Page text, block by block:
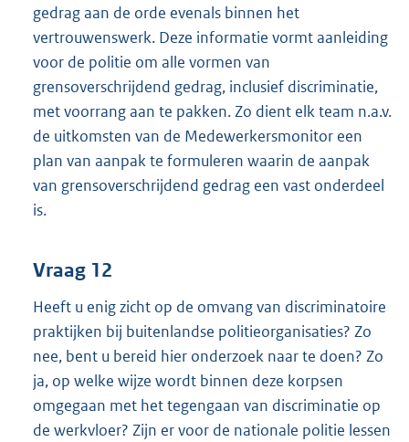
gedrag aan de orde evenals binnen het
vertrouwenswerk. Deze informatie vormt aanleiding
voor de politie om alle vormen van
grensoverschrijdend gedrag, inclusief discriminatie,
met voorrang aan te pakken. Zo dient elk team n.a.v.
de uitkomsten van de Medewerkersmonitor een
plan van aanpak te formuleren waarin de aanpak
van grensoverschrijdend gedrag een vast onderdeel
is.
Vraag 12
Heeft u enig zicht op de omvang van discriminatoire
praktijken bij buitenlandse politieorganisaties? Zo
nee, bent u bereid hier onderzoek naar te doen? Zo
ja, op welke wijze wordt binnen deze korpsen
omgegaan met het tegengaan van discriminatie op
de werkvloer? Zijn er voor de nationale politie lessen